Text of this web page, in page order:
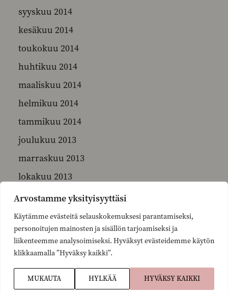
Arvostamme yksityisyyttäsi
Käytämme evästeitä selauskokemuksesi parantamiseksi,
personoitujen mainosten ja sisällön tarjoamiseksi ja
liikenteemme analysoimiseksi. Hyväksyt evästeidemme käytön
klikkaamalla ”Hyväksy kaikki”.
MUKAUTA HYLKÄÄ HYVÄKSY KAIKKI
syyskuu 2014
kesäkuu 2014
toukokuu 2014
huhtikuu 2014
maaliskuu 2014
helmikuu 2014
tammikuu 2014
joulukuu 2013
marraskuu 2013
lokakuu 2013
syyskuu 2013
elokuu 2013
kesäkuu 2013
toukokuu 2013
huhtikuu 2013
maaliskuu 2013